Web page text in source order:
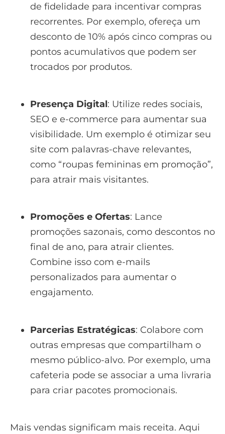
de fidelidade para incentivar compras
recorrentes. Por exemplo, ofereça um
desconto de 10% após cinco compras ou
pontos acumulativos que podem ser
trocados por produtos.
Presença Digital: Utilize redes sociais,
SEO e e-commerce para aumentar sua
visibilidade. Um exemplo é otimizar seu
site com palavras-chave relevantes,
como “roupas femininas em promoção”,
para atrair mais visitantes.
Promoções e Ofertas: Lance
promoções sazonais, como descontos no
final de ano, para atrair clientes.
Combine isso com e-mails
personalizados para aumentar o
engajamento.
Parcerias Estratégicas: Colabore com
outras empresas que compartilham o
mesmo público-alvo. Por exemplo, uma
cafeteria pode se associar a uma livraria
para criar pacotes promocionais.
Mais vendas significam mais receita. Aqui